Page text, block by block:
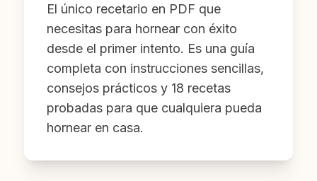
El único recetario en PDF que
necesitas para hornear con éxito
desde el primer intento. Es una guía
completa con instrucciones sencillas,
consejos prácticos y 18 recetas
probadas para que cualquiera pueda
hornear en casa.